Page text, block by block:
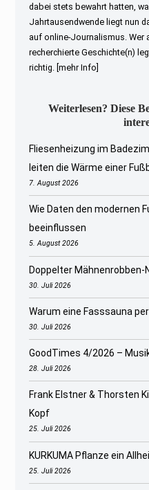
dabei stets bewahrt hatten,
Jahrtausendwende liegt nun
auf online-Journalismus. Wer
recherchierte Geschichte(n)
richtig.
[mehr Info]
Weiterlesen? Diese
Fliesenheizung im
leiten die Wärme einer
7. August 2026
Wie Daten den modernen
beeinflussen
5. August 2026
Doppelter
30. Juli 2026
Warum eine Fasssauna
30. Juli 2026
GoodTimes 4/2026 –
28. Juli 2026
Frank Elstner & Thorsten
Kopf
25. Juli 2026
KURKUMA Pflanze ein
25. Juli 2026